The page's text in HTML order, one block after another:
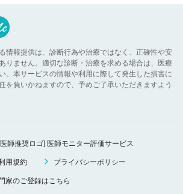
情報提供は、診断行為や治療ではなく、正確性や安
りません。適切な診断・治療を求める場合は、医療
。本サービスの情報や利用に際して発生した損害に
を負いかねますので、予めご了承いただきますよう
師推奨ロゴ] 医師モニター評価サービス
用規約 プライバシーポリシー
家のご登録はこちら